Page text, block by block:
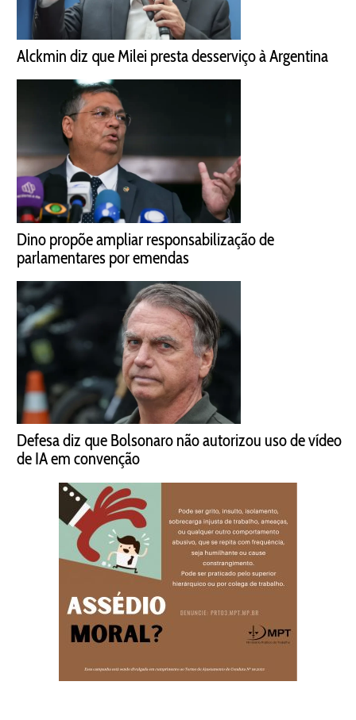
Alckmin diz que Milei presta desserviço à Argentina
Dino propõe ampliar responsabilização de
parlamentares por emendas
Defesa diz que Bolsonaro não autorizou uso de vídeo
de IA em convenção